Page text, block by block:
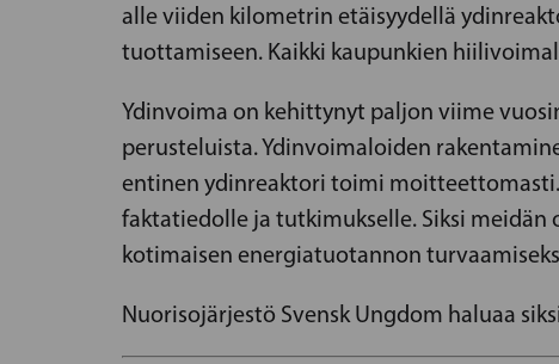
alle viiden kilometrin etäisyydellä
tuottamiseen. Kaikki kaupunkien
Ydinvoima on kehittynyt paljon viime
perusteluista. Ydinvoimaloiden
entinen ydinreaktori toimi
faktatiedolle ja tutkimukselle. Siksi meidän
kotimaisen energiatuotannon
Nuorisojärjestö Svensk Ungdom haluaa